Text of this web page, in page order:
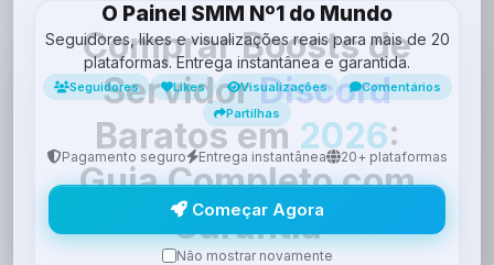
Comprar Boosts de
ServidorDiscord
Baratos em 2026:
Guia Completo com
Garantia
O Painel SMM Nº1 do Mundo
Seguidores, likes e visualizações reais para mais de 20
plataformas. Entrega instantânea e garantida.
Seguidores Likes Visualizações
Comentários
Partilhas
Pagamento seguro Entrega instantânea 20+ plataformas
Começar Agora
Não mostrar novamente